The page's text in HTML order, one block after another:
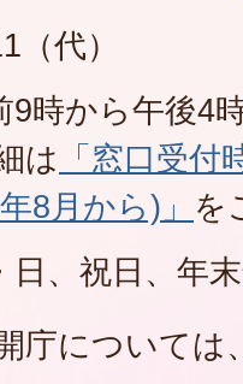
（代）
9時から午後4
は 「窓口受
8月から)」 を
日、祝日、年
庁については